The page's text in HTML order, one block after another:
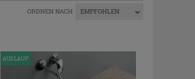
ORDNEN NACH: EMPFOHLEN
AUSLAUF